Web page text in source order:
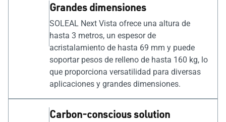
Grandes dimensiones
SOLEAL Next Vista ofrece una altura de
hasta 3 metros, un espesor de
acristalamiento de hasta 69 mm y puede
soportar pesos de relleno de hasta 160 kg, lo
que proporciona versatilidad para diversas
aplicaciones y grandes dimensiones.
Carbon-conscious solution